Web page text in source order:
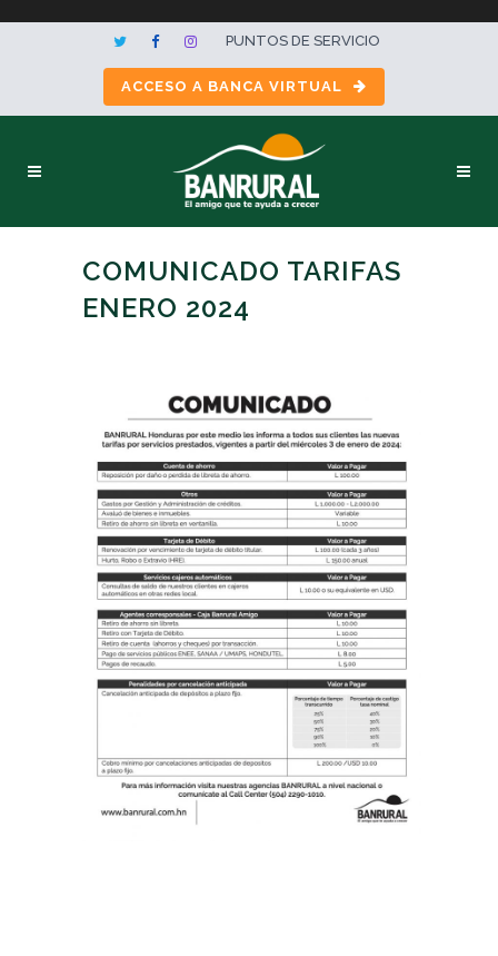
PUNTOS DE SERVICIO
ACCESO A BANCA VIRTUAL
COMUNICADO TARIFAS
ENERO 2024